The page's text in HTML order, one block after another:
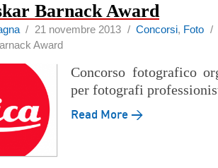
Barnack Award
/ 21 novembre 2013 /Concorsi, Foto
Award
Concorso fotografico
per fotografi
Read More →